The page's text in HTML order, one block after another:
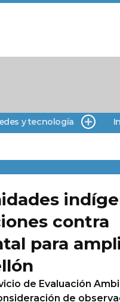
y tecnología
contra
para
de Evaluación
de